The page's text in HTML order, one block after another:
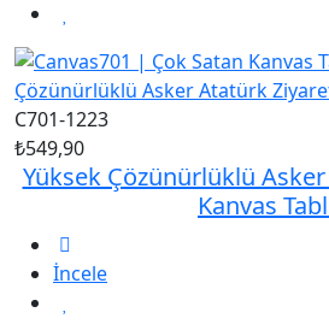
C701-1223
₺549,90
Yüksek Çözünürlüklü
Kanvas
İncele